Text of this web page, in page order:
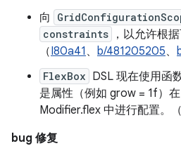
向
constraints
，以允许根
（I80a41 、 b/481205205、
FlexBox DSL 现在使用函
是属性（例如 grow = 1f）在
Modifier.flex 中进行配置。（
bug 修复